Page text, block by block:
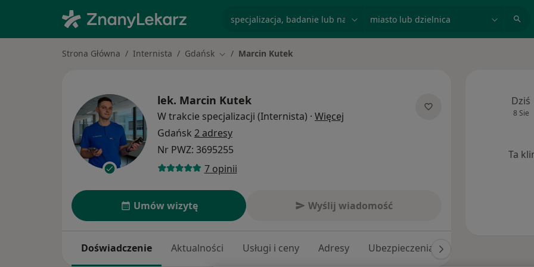
Strona Główna Internista Gdańsk Zmień miasto
Marcin Kutek
lek. Marcin Kutek
W trakcie specjalizacji (Internista) · Więcej
Gdańsk 2 adresy
Nr PWZ: 3695255
7 opinii
Umów wizytę Wyślij wiadomość
Doświadczenie Aktualności Usługi i ceny Adresy Ubezpieczenia
Dziś
8 Sie
Ta